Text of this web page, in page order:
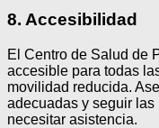
8. Accesibilidad
El Centro de Salud de
accesible para todas
movilidad reducida.
adecuadas y seguir
necesitar asistencia.